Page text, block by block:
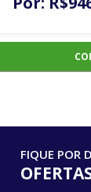
FIQUE POR